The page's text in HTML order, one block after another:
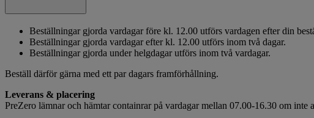
Beställningar gjorda vardagar före kl. 12.00 utförs vardagen efter din
Beställningar gjorda vardagar efter kl. 12.00 utförs inom två dagar.
Beställningar gjorda under helgdagar utförs inom två vardagar.
Beställ därför gärna med ett par dagars framförhållning.
Leverans & placering
PreZero lämnar och hämtar containrar på vardagar mellan 07.00-16.30 om inte